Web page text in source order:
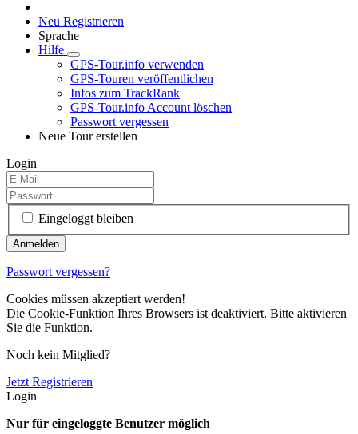
Neu Registrieren
Sprache
Hilfe
GPS-Tour.info verwenden
GPS-Touren veröffentlichen
Infos zum TrackRank
GPS-Tour.info Account löschen
Passwort vergessen
Neue Tour erstellen
Login
Eingeloggt bleiben
Passwort vergessen?
Cookies müssen akzeptiert werden!
Die Cookie-Funktion Ihres Browsers ist deaktiviert. Bitte aktivieren
Sie die Funktion.
Noch kein Mitglied?
Jetzt Registrieren
Login
Nur für eingeloggte Benutzer möglich